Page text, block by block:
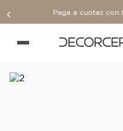
Paga a cuotas con